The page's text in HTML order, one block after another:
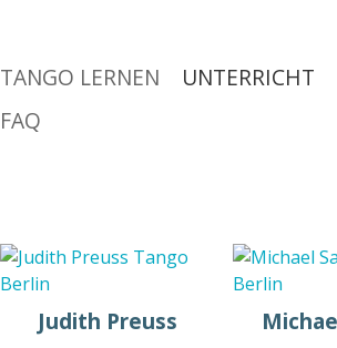
TANGO LERNEN UNTERRICHT
FAQ
Judith Preuss